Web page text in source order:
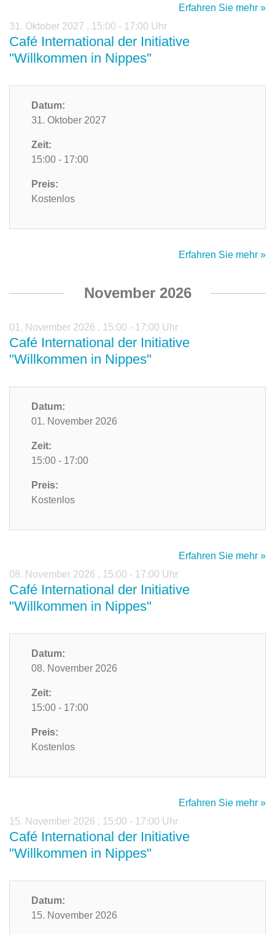
Erfahren Sie mehr »
31. Oktober 2027 , 15:00 - 17:00 Uhr
Café International der Initiative
"Willkommen in Nippes"
Datum:
31. Oktober 2027
Zeit:
15:00 - 17:00
Preis:
Kostenlos
Erfahren Sie mehr »
November 2026
01. November 2026 , 15:00 - 17:00 Uhr
Café International der Initiative
"Willkommen in Nippes"
Datum:
01. November 2026
Zeit:
15:00 - 17:00
Preis:
Kostenlos
Erfahren Sie mehr »
08. November 2026 , 15:00 - 17:00 Uhr
Café International der Initiative
"Willkommen in Nippes"
Datum:
08. November 2026
Zeit:
15:00 - 17:00
Preis:
Kostenlos
Erfahren Sie mehr »
15. November 2026 , 15:00 - 17:00 Uhr
Café International der Initiative
"Willkommen in Nippes"
Datum:
15. November 2026